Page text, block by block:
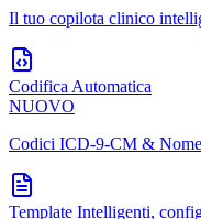
Il tuo copilota clinico
Codifica Automatica
NUOVO
Codici ICD-9-CM &
Template Intelligenti,